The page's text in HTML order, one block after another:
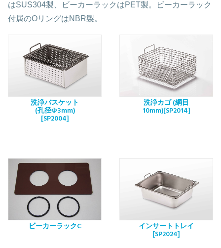
はSUS304製、ビーカーラックはPET製。ビーカーラック
付属のОリングはNBR製。
洗浄バスケット
(孔径Φ3mm)
[SP2004]
洗浄カゴ (網目
10mm)[SP2014]
ビーカーラックC インサートトレイ
[SP2024]